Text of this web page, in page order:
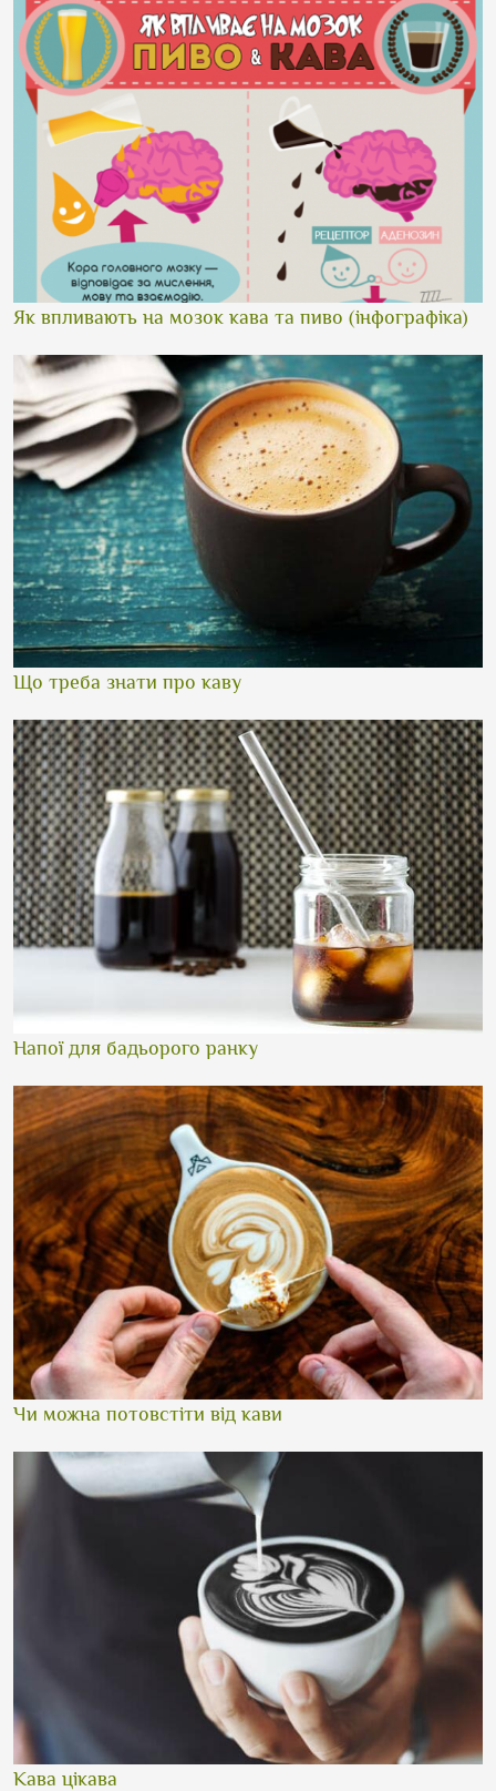
Як впливають на мозок кава та пиво (інфографіка)
Що треба знати про каву
Напої для бадьорого ранку
Чи можна потовстіти від кави
Кава цікава